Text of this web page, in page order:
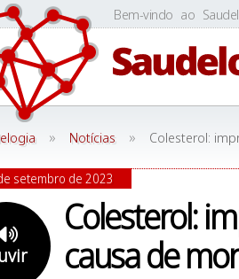
Bem-vindo ao
» Notícias » Colesterol:
Colesterol:
causa de
setembro de 2023